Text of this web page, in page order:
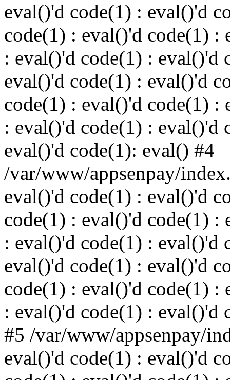
eval()'d code(1) : eval()'d
code(1) : eval()'d code(1) :
: eval()'d code(1) : eval()'d
eval()'d code(1) : eval()'d
code(1) : eval()'d code(1) :
: eval()'d code(1) : eval()'d
eval()'d code(1): eval() #4
/var/www/appsenpay/
eval()'d code(1) : eval()'d
code(1) : eval()'d code(1) :
: eval()'d code(1) : eval()'d
eval()'d code(1) : eval()'d
code(1) : eval()'d code(1) :
: eval()'d code(1) : eval()'d
#5 /var/www/appsenpay/
eval()'d code(1) : eval()'d